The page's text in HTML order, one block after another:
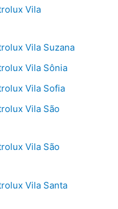
Vila
Vila Suzana
Vila Sônia
Vila Sofia
Vila São
Vila São
Vila Santa